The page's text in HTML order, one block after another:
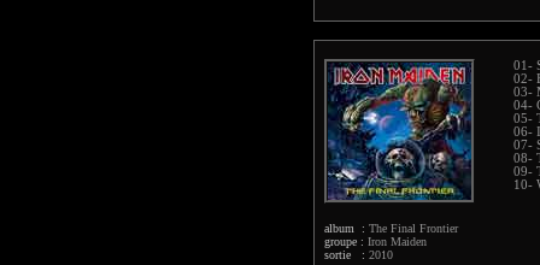
album : The Final Frontier
groupe : Iron Maiden
sortie : 2010
01-
02-
03-
04-
05-
06-
07-
08-
09-
10-